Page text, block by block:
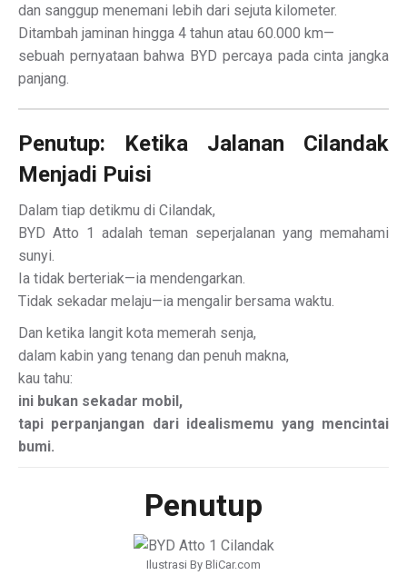
dan sanggup menemani lebih dari sejuta kilometer.
Ditambah jaminan hingga 4 tahun atau 60.000 km—
sebuah pernyataan bahwa BYD percaya pada cinta jangka
panjang.
Penutup: Ketika Jalanan Cilandak
Menjadi Puisi
Dalam tiap detikmu di Cilandak,
BYD Atto 1 adalah teman seperjalanan yang memahami
sunyi.
Ia tidak berteriak—ia mendengarkan.
Tidak sekadar melaju—ia mengalir bersama waktu.
Dan ketika langit kota memerah senja,
dalam kabin yang tenang dan penuh makna,
kau tahu:
ini bukan sekadar mobil,
tapi perpanjangan dari idealismemu yang mencintai
bumi.
Penutup
Ilustrasi By BliCar.com